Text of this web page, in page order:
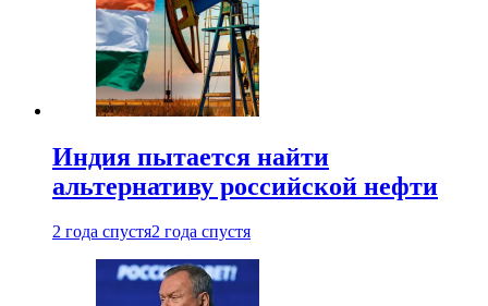
Индия пытается найти
альтернативу российской нефти
2 года спустя2 года спустя